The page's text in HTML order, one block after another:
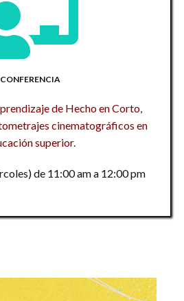
CONFERENCIA
de Hecho en Corto,
cinematográficos en
superior.
de 11:00 am a 12:00 pm